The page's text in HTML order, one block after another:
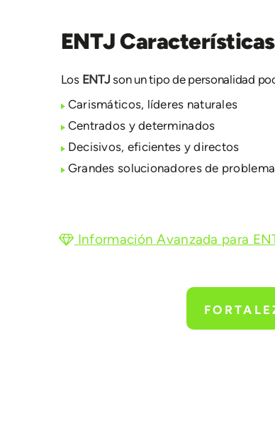
ENTJ Características
Los ENTJ son un tipo de personalidad
Carismáticos, líderes naturales
Centrados y determinados
Decisivos, eficientes y directos
Grandes solucionadores de
Información Avanzada para